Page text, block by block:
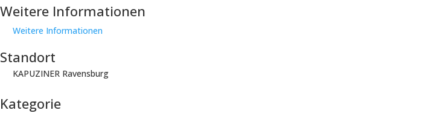
Weitere Informationen
Weitere Informationen
Standort
KAPUZINER Ravensburg
Kategorie